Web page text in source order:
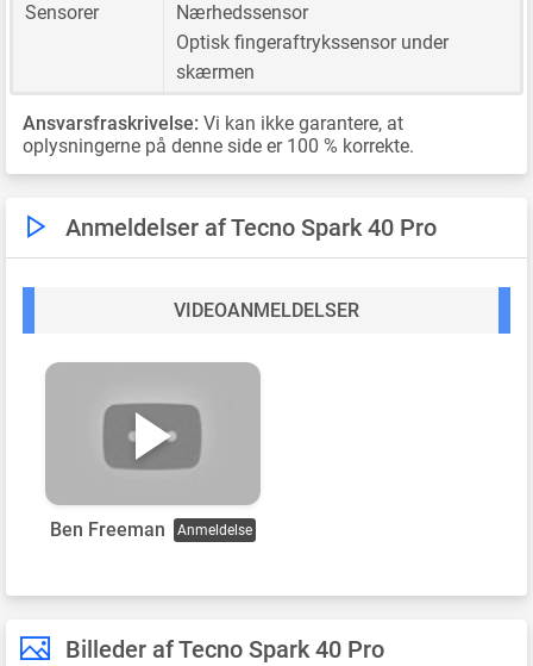
Sensorer
Nærhedssensor
Optisk fingeraftrykssensor under
skærmen
Ansvarsfraskrivelse: Vi kan ikke garantere, at
oplysningerne på denne side er 100 % korrekte.
Anmeldelser af Tecno Spark 40 Pro
VIDEOANMELDELSER
Ben Freeman Anmeldelse
Billeder af Tecno Spark 40 Pro